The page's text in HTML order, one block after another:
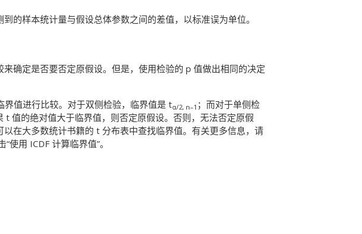
的样本统计量与假设总体参数之间的差值，以标准误为单位。
确定是否要否定原假设。但是，使用检验的 p 值做出相同的决定
值进行比较。对于双侧检验，临界值是 tα/2, n–1 ；而对于单侧检
t 值的绝对值大于临界值，则否定原假设。否则，无法否定原假
在大多数统计书籍的 t 分布表中查找临界值。有关更多信息，请
“使用 ICDF 计算临界值”。